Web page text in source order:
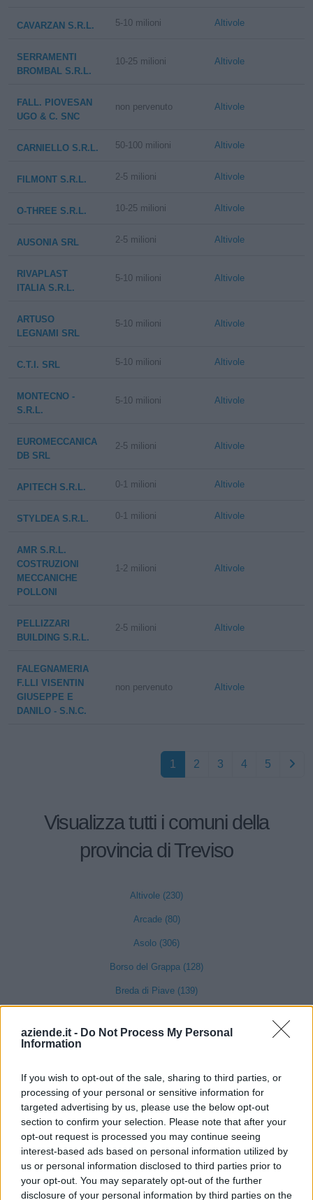
aziende.it - Do Not Process My Personal
Information
If you wish to opt-out of the sale, sharing to third parties, or
processing of your personal or sensitive information for
targeted advertising by us, please use the below opt-out
section to confirm your selection. Please note that after your
opt-out request is processed you may continue seeing
interest-based ads based on personal information utilized by
us or personal information disclosed to third parties prior to
your opt-out. You may separately opt-out of the further
disclosure of your personal information by third parties on the
CAVARZAN S.R.L. 5-10 milioni Altivole
SERRAMENTI
BROMBAL S.R.L.
10-25 milioni Altivole
FALL. PIOVESAN
UGO & C. SNC
non pervenuto Altivole
CARNIELLO S.R.L. 50-100 milioni Altivole
FILMONT S.R.L. 2-5 milioni Altivole
O-THREE S.R.L. 10-25 milioni Altivole
AUSONIA SRL 2-5 milioni Altivole
RIVAPLAST
ITALIA S.R.L.
5-10 milioni Altivole
ARTUSO
LEGNAMI SRL
5-10 milioni Altivole
C.T.I. SRL 5-10 milioni Altivole
MONTECNO -
S.R.L.
5-10 milioni Altivole
EUROMECCANICA
DB SRL
2-5 milioni Altivole
APITECH S.R.L. 0-1 milioni Altivole
STYLDEA S.R.L. 0-1 milioni Altivole
AMR S.R.L.
COSTRUZIONI
MECCANICHE
POLLONI
1-2 milioni Altivole
PELLIZZARI
BUILDING S.R.L.
2-5 milioni Altivole
FALEGNAMERIA
F.LLI VISENTIN
GIUSEPPE E
DANILO - S.N.C.
non pervenuto Altivole
1 2 3 4 5
Visualizza tutti i comuni della
provincia di Treviso
Altivole (230)
Arcade (80)
Asolo (306)
Borso del Grappa (128)
Breda di Piave (139)
Cappella Maggiore (74)
Casale sul Sile (264)
Casier (243)
Castelcucco (35)
Castelfranco Veneto (1063)
Castello di Godego (171)